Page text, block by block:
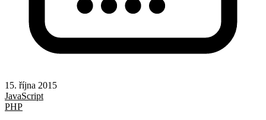
15. října 2015
JavaScript
PHP